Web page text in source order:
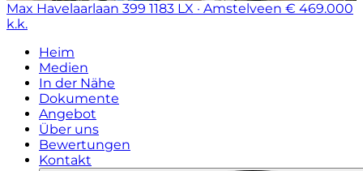
Max Havelaarlaan 399 1183 LX · Amstelveen € 469.000
k.k.
Heim
Medien
In der Nähe
Dokumente
Angebot
Über uns
Bewertungen
Kontakt